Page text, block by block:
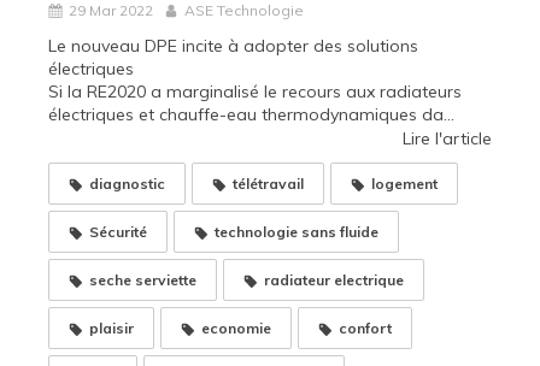
29 Mar 2022 ASE Technologie
Le nouveau DPE incite à adopter des solutions
électriques
Si la RE2020 a marginalisé le recours aux radiateurs
électriques et chauffe-eau thermodynamiques da...
Lire l'article
diagnostic télétravail logement
Sécurité technologie sans fluide
seche serviette radiateur electrique
plaisir economie confort